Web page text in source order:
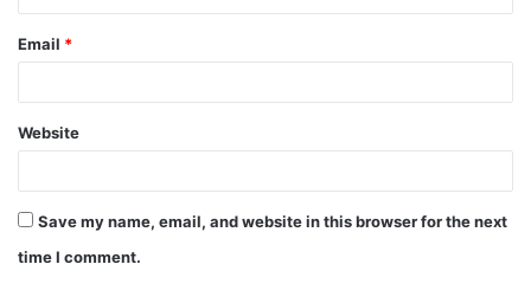
Email *
Website
Save my name, email, and website in this browser for the next
time I comment.